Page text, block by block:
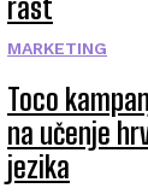
rast
MARKETING
Toco
na učenje
jezika